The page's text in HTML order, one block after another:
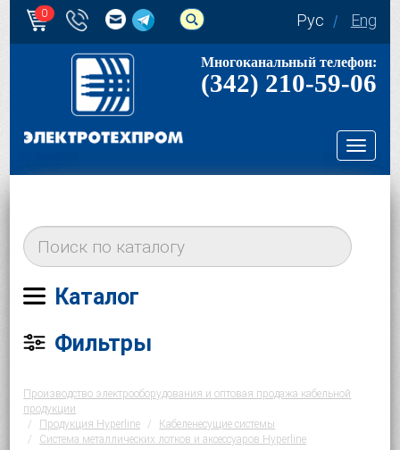
0 Рус Eng
Многоканальный телефон:
(342) 210-59-06
Каталог
Фильтры
Производство электрооборудования и оптовая продажа кабельной
продукции
Продукция Hyperline
Кабеленесущие системы
Система металлических лотков и аксессуаров Hyperline